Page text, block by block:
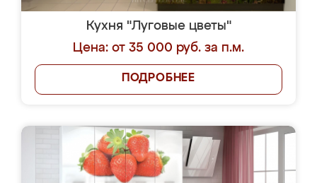
Кухня "Луговые цветы"
Цена: от 35 000 руб. за п.м.
ПОДРОБНЕЕ